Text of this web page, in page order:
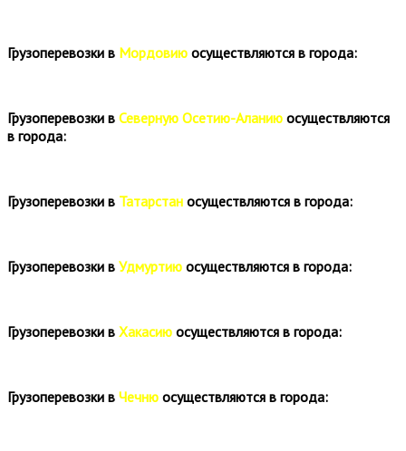
Грузоперевозки в Мордовию осуществляются в города:
Грузоперевозки в Северную Осетию-Аланию осуществляются
в города:
Грузоперевозки в Татарстан осуществляются в города:
Грузоперевозки в Удмуртию осуществляются в города:
Грузоперевозки в Хакасию осуществляются в города:
Грузоперевозки в Чечню осуществляются в города: